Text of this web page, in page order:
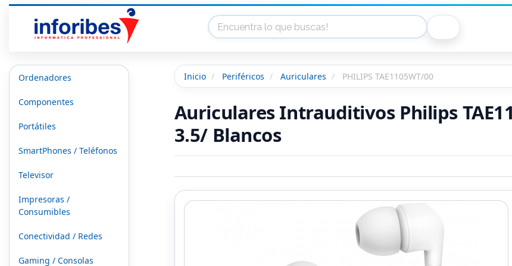
Ordenadores
Componentes
Portátiles
SmartPhones / Teléfonos
Televisor
Impresoras /
Consumibles
Conectividad / Redes
Gaming / Consolas
Inicio Periféricos Auriculares PHILIPS TAE1105WT/00
Auriculares Intrauditivos Philips
3.5/ Blancos